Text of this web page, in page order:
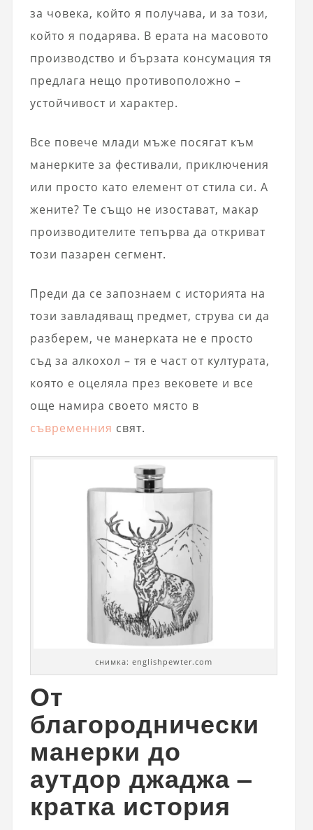
за човека, който я получава, и за този,
който я подарява. В ерата на масовото
производство и бързата консумация тя
предлага нещо противоположно –
устойчивост и характер.
Все повече млади мъже посягат към
манерките за фестивали, приключения
или просто като елемент от стила си. А
жените? Те също не изостават, макар
производителите тепърва да откриват
този пазарен сегмент.
Преди да се запознаем с историята на
този завладяващ предмет, струва си да
разберем, че манерката не е просто
съд за алкохол – тя е част от културата,
която е оцеляла през вековете и все
още намира своето място в
съвременния свят.
снимка: englishpewter.com
От
благороднически
манерки до
аутдор джаджа –
кратка история